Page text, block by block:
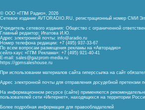
© ООО «ГПМ Радио», 2026
Сетевое издание AVTORADIO.RU, регистрационный номер СМИ Эл
Учредитель сетевого издания: Общество с ограниченной
Главный редактор: Ипатова И.Ю.
Адрес электронной почты: info@aradio.ru
Номер телефона редакции: +7 (495) 937-33-67
По всем вопросам размещения рекламы на «Авторадио»
сейлз-хаус «ГПМ Реклама»: +7 (495) 921-40-41
E-mail: sales@gazprom-media.ru
https://gpmsaleshouse.ru
При использовании материалов сайта гиперссылка на сайт
Адрес электронной почты для отправления досудебной
На информационном ресурсе (сайте) применяются
пользователей сети «Интернет», находящихся на территории
Более подробная информация для правообладателей